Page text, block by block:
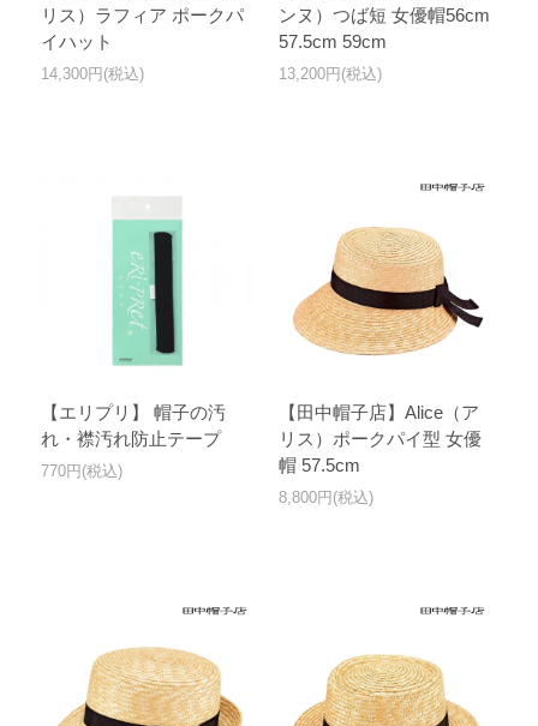
リス）ラフィア ポークパ
イハット
14,300円(税込)
ンヌ）つば短 女優帽56cm
57.5cm 59cm
13,200円(税込)
【エリプリ】 帽子の汚
れ・襟汚れ防止テープ
770円(税込)
【田中帽子店】Alice（ア
リス）ポークパイ型 女優
帽 57.5cm
8,800円(税込)